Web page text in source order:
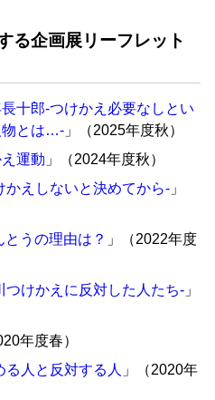
る企画展リーフレット
十郎-つけかえ必要なしとい
物とは…- 」（2025年度秋）
運動 」（2024年度秋）
かえしないと決めてから- 」
うの理由は？ 」（2022年度
つけかえに反対した人たち- 」
年度春）
人と反対する人 」（2020年